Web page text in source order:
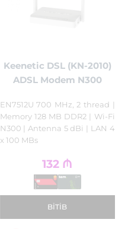
Keenetic DSL (KN-2010)
ADSL Modem N300
EN7512U 700 MHz, 2 thread |
Memory 128 MB DDR2 | Wi-Fi
N300 | Antenna 5 dBi | LAN 4
x 100 MBs
132 ₼
BITIB